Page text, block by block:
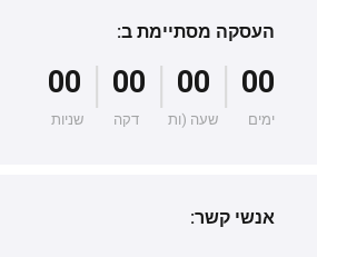
העסקה מסתיימת ב:
00
|
00
|
00
|
00
ימים שעה (ות דקה שניות
אנשי קשר: